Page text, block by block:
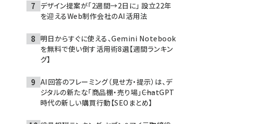
デザイン提案が「2週間→2日に」 設立22年
を迎えるWeb制作会社のAI活用法
明日からすぐに使える、Gemini Notebook
を無料で使い倒す活用術8選【週間ランキン
グ】
AI回答のフレーミング（見せ方・提示）は、デ
ジタルの新たな「商品棚・売り場」――ChatGPT
時代の新しい購買行動【SEOまとめ】